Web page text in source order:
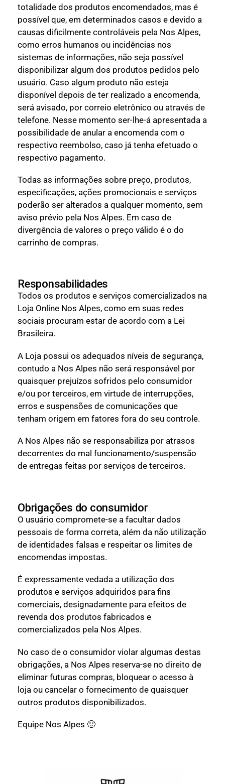
totalidade dos produtos encomendados, mas é
possível que, em determinados casos e devido a
causas dificilmente controláveis pela Nos Alpes,
como erros humanos ou incidências nos
sistemas de informações, não seja possível
disponibilizar algum dos produtos pedidos pelo
usuário. Caso algum produto não esteja
disponível depois de ter realizado a encomenda,
será avisado, por correio eletrônico ou através de
telefone. Nesse momento ser-lhe-á apresentada a
possibilidade de anular a encomenda com o
respectivo reembolso, caso já tenha efetuado o
respectivo pagamento.
Todas as informações sobre preço, produtos,
especificações, ações promocionais e serviços
poderão ser alterados a qualquer momento, sem
aviso prévio pela Nos Alpes. Em caso de
divergência de valores o preço válido é o do
carrinho de compras.
Responsabilidades
Todos os produtos e serviços comercializados na
Loja Online Nos Alpes, como em suas redes
sociais procuram estar de acordo com a Lei
Brasileira.
A Loja possui os adequados níveis de segurança,
contudo a Nos Alpes não será responsável por
quaisquer prejuízos sofridos pelo consumidor
e/ou por terceiros, em virtude de interrupções,
erros e suspensões de comunicações que
tenham origem em fatores fora do seu controle.
A Nos Alpes não se responsabiliza por atrasos
decorrentes do mal funcionamento/suspensão
de entregas feitas por serviços de terceiros.
Obrigações do consumidor
O usuário compromete-se a facultar dados
pessoais de forma correta, além da não utilização
de identidades falsas e respeitar os limites de
encomendas impostas.
É expressamente vedada a utilização dos
produtos e serviços adquiridos para fins
comerciais, designadamente para efeitos de
revenda dos produtos fabricados e
comercializados pela Nos Alpes.
No caso de o consumidor violar algumas destas
obrigações, a Nos Alpes reserva-se no direito de
eliminar futuras compras, bloquear o acesso à
loja ou cancelar o fornecimento de quaisquer
outros produtos disponibilizados.
Equipe Nos Alpes 🙂